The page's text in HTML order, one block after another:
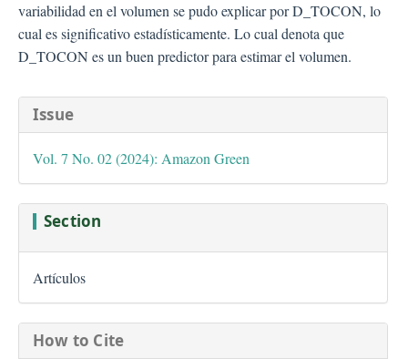
variabilidad en el volumen se pudo explicar por D_TOCON, lo
cual es significativo estadísticamente. Lo cual denota que
D_TOCON es un buen predictor para estimar el volumen.
Issue
Vol. 7 No. 02 (2024): Amazon Green
Section
Artículos
How to Cite